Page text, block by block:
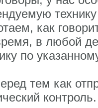
как
в любой
по
тем как